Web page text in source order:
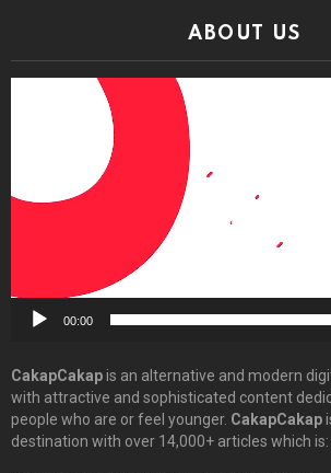
ABOUT US
00:00
CakapCakapis an alternative and modern
with attractive and sophisticated content
people who are or feel younger. CakapCakap
destination with over 14,000+ articles which is: